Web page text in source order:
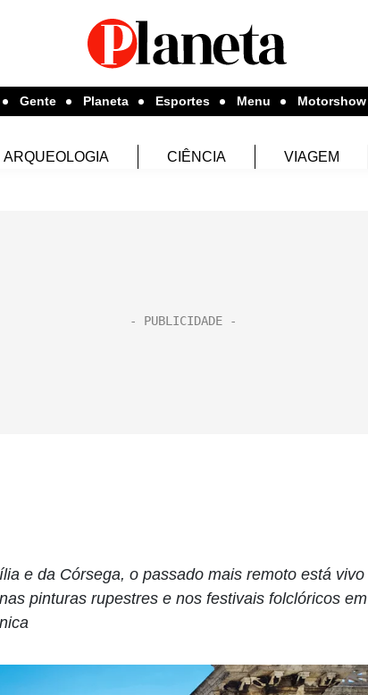
Gente Planeta Esportes Menu Motorshow
ARQUEOLOGIA CIÊNCIA VIAGEM
e da Córsega, o passado mais remoto está vivo
pinturas rupestres e nos festivais folclóricos em